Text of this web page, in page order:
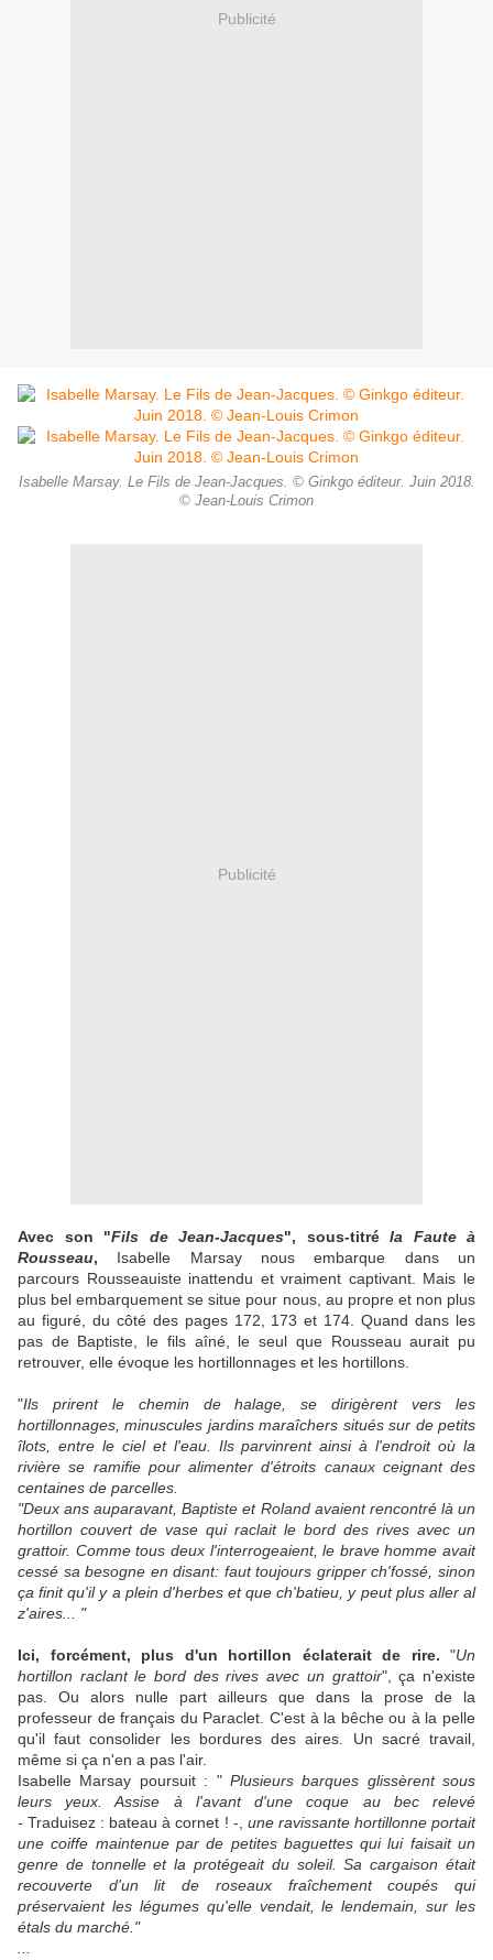
Publicité
Isabelle Marsay. Le Fils de Jean-Jacques. © Ginkgo éditeur. Juin 2018.
© Jean-Louis Crimon
Publicité
Avec son "Fils de Jean-Jacques", sous-titré la Faute à
Rousseau, Isabelle Marsay nous embarque dans un
parcours Rousseauiste inattendu et vraiment captivant. Mais le
plus bel embarquement se situe pour nous, au propre et non plus
au figuré, du côté des pages 172, 173 et 174. Quand dans les
pas de Baptiste, le fils aîné, le seul que Rousseau aurait pu
retrouver, elle évoque les hortillonnages et les hortillons.
"Ils prirent le chemin de halage, se dirigèrent vers les
hortillonnages, minuscules jardins maraîchers situés sur de petits
îlots, entre le ciel et l'eau. Ils parvinrent ainsi à l'endroit où la
rivière se ramifie pour alimenter d'étroits canaux ceignant des
centaines de parcelles.
"Deux ans auparavant, Baptiste et Roland avaient rencontré là un
hortillon couvert de vase qui raclait le bord des rives avec un
grattoir. Comme tous deux l'interrogeaient, le brave homme avait
cessé sa besogne en disant: faut toujours gripper ch'fossé, sinon
ça finit qu'il y a plein d'herbes et que ch'batieu, y peut plus aller al
z'aires... "
Ici, forcément, plus d'un hortillon éclaterait de rire. "Un
hortillon raclant le bord des rives avec un grattoir", ça n'existe
pas. Ou alors nulle part ailleurs que dans la prose de la
professeur de français du Paraclet. C'est à la bêche ou à la pelle
qu'il faut consolider les bordures des aires. Un sacré travail,
même si ça n'en a pas l'air.
Isabelle Marsay poursuit : " Plusieurs barques glissèrent sous
leurs yeux. Assise à l'avant d'une coque au bec relevé
-Traduisez : bateau à cornet ! -, une ravissante hortillonne portait
une coiffe maintenue par de petites baguettes qui lui faisait un
genre de tonnelle et la protégeait du soleil. Sa cargaison était
recouverte d'un lit de roseaux fraîchement coupés qui
préservaient les légumes qu'elle vendait, le lendemain, sur les
étals du marché."